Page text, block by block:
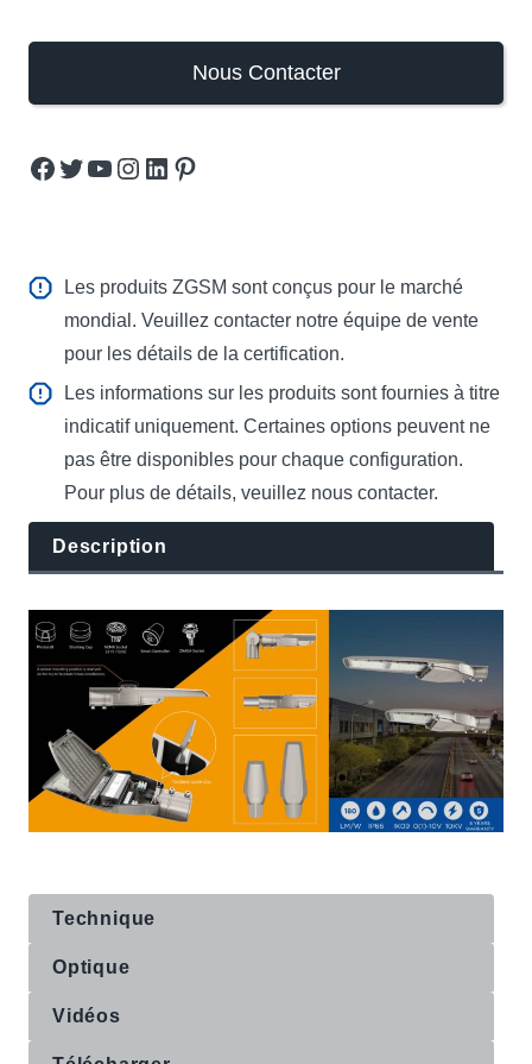
Nous Contacter
Facebook Twitter YouTube Instagram LinkedIn Pinterest
Les produits ZGSM sont conçus pour le marché
mondial. Veuillez contacter notre équipe de vente
pour les détails de la certification.
Les informations sur les produits sont fournies à titre
indicatif uniquement. Certaines options peuvent ne
pas être disponibles pour chaque configuration.
Pour plus de détails, veuillez nous contacter.
Description
Technique
Optique
Vidéos